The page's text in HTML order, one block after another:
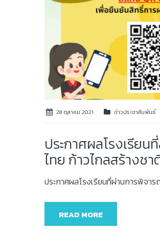
28 ตุลาคม 2021 ข่าวประชาสัมพันธ์
ประกาศผลโรงเรียน
ไทย ก้าวไกลสร้างชา
ประกาศผลโรงเรียนที่ผ่านการพิจาร
READ MORE